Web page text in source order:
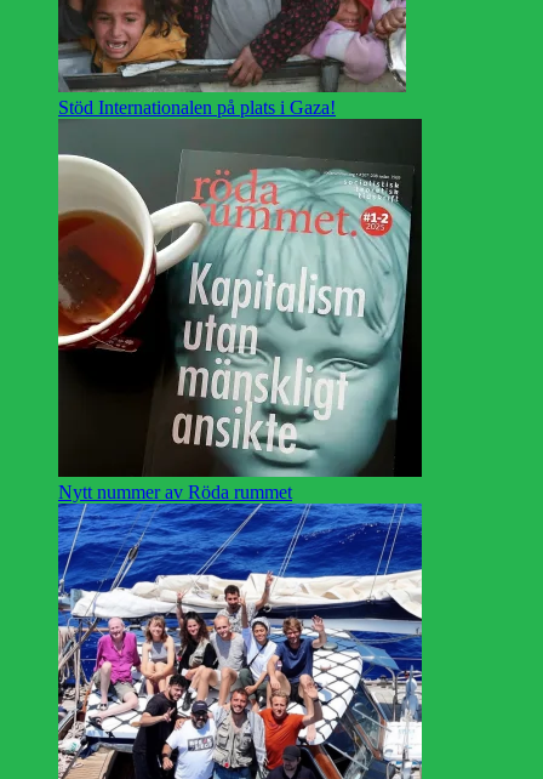
Stöd Internationalen på plats i Gaza!
Nytt nummer av Röda rummet